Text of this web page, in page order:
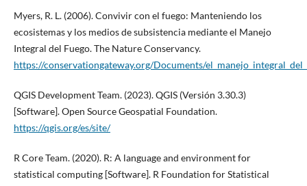
Myers, R. L. (2006). Convivir con el fuego: Manteniendo los
ecosistemas y los medios de subsistencia mediante el Manejo
Integral del Fuego. The Nature Conservancy.
https://conservationgateway.org/Documents/
QGIS Development Team. (2023). QGIS (Versión 3.30.3)
[Software]. Open Source Geospatial Foundation.
https://qgis.org/es/site/
R Core Team. (2020). R: A language and environment for
statistical computing [Software]. R Foundation for Statistical